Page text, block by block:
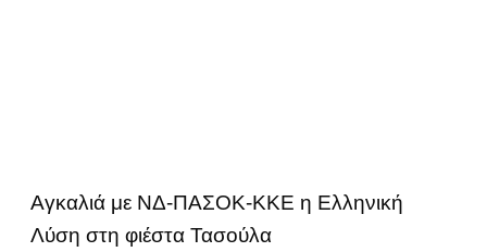
Αγκαλιά με ΝΔ-ΠΑΣΟΚ-ΚΚΕ η Ελληνική
Λύση στη φιέστα Τασούλα